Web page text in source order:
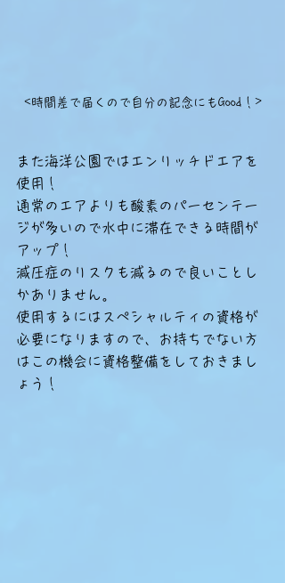
<時間差で届くので自分の記念にもGood！>
また海洋公園ではエンリッチドエアを
使用！
通常のエアよりも酸素のパーセンテー
ジが多いので水中に滞在できる時間が
アップ！
減圧症のリスクも減るので良いことし
かありません。
使用するにはスペシャルティの資格が
必要になりますので、お持ちでない方
はこの機会に資格整備をしておきまし
ょう！